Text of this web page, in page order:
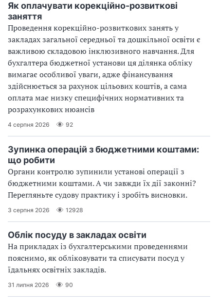
Як оплачувати корекційно-розвиткові
заняття
Проведення корекційно-розвиткових занять у
закладах загальної середньої та дошкільної освіти є
важливою складовою інклюзивного навчання. Для
бухгалтера бюджетної установи ця ділянка обліку
вимагає особливої уваги, адже фінансування
здійснюється за рахунок цільових коштів, а сама
оплата має низку специфічних нормативних та
розрахункових нюансів
4 серпня 2026 92
Зупинка операцій з бюджетними коштами:
що робити
Органи контролю зупинили установі операції з
бюджетними коштами. А чи завжди їх дії законні?
Перегляньте судову практику і зробіть висновки.
3 серпня 2026 12928
Облік посуду в закладах освіти
На прикладах із бухгалтерськими проведеннями
пояснимо, як обліковувати та списувати посуд у
їдальнях освітніх закладів.
31 липня 2026 90